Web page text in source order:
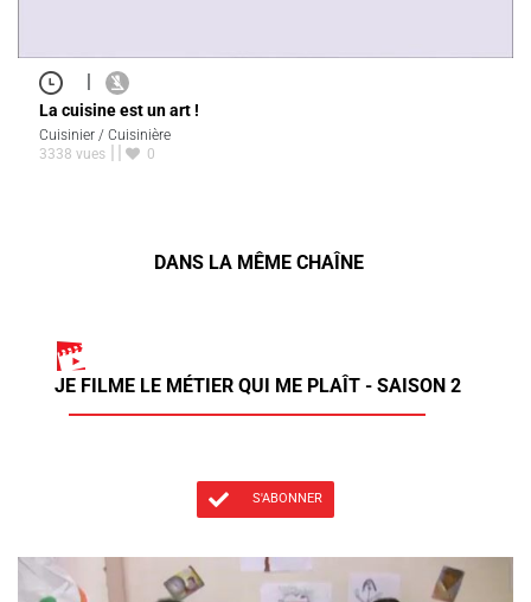
|
La cuisine est un art !
Cuisinier / Cuisinière
3338 vues
0
DANS LA MÊME CHAÎNE
JE FILME LE MÉTIER QUI ME PLAÎT - SAISON 2
S'ABONNER